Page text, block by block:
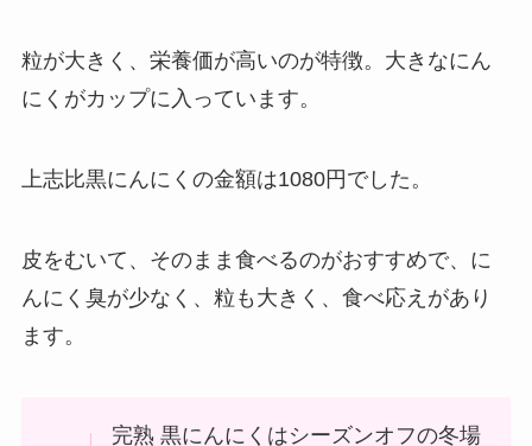
粒が大きく、栄養価が高いのが特徴。大きなにん
にくがカップに入っています。
上志比黒にんにくの金額は1080円でした。
皮をむいて、そのまま食べるのがおすすめで、に
んにく臭が少なく、粒も大きく、食べ応えがあり
ます。
完熟 黒にんにくはシーズンオフの冬場